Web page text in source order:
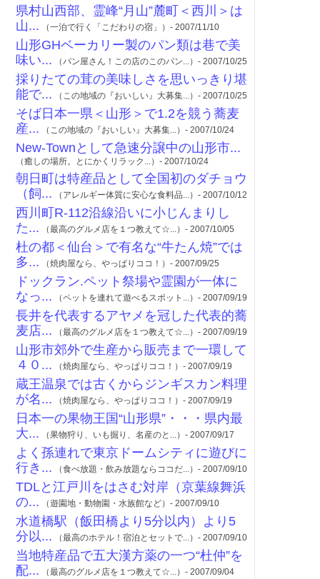
県村山西部、霊峰“月山”麓町＜西川＞は
山... （一泊で行く「こだわりの宿」）- 2007/11/10
山形GHベーカリー製のパン類は巷で美
味い... （パン屋さん！この店のこのパン...）- 2007/10/25
採りたての茸の美味しさを思いっきり堪
能で... （この地域の『おいしい』大募集...）- 2007/10/25
そば日本一県＜山形＞で1.2を競う蕎麦
産... （この地域の『おいしい』大募集...）- 2007/10/24
New-Townとして急速分譲中の山形市...
（癒しの場所。とにかくリラック...）- 2007/10/24
朝日町は特産品として全国初のダチョウ
（飼... （アレルギー体質に安心な食料品...）- 2007/10/12
西川町R-112沿線沿いに小じんまりし
た... （最高のグルメ店を１つ教えて☆...）- 2007/10/05
杜の都＜仙台＞で有名な“牛たん焼”では
多... （焼肉屋なら、やっぱりココ！）- 2007/09/25
ドックラン.ペット祭場や霊園が一体に
なっ... （ペットを連れて遊べるスポット...）- 2007/09/19
長井を代表するアヤメを冠した代表的蕎
麦店... （最高のグルメ店を１つ教えて☆...）- 2007/09/19
山形市郊外で生産から販売まで一環して
４０... （焼肉屋なら、やっぱりココ！）- 2007/09/19
蔵王温泉では古くからジンギスカン料理
が名... （焼肉屋なら、やっぱりココ！）- 2007/09/19
日本一の果物王国“山形県”・・・県内最
大... （果物狩り、いも掘り、名産のと...）- 2007/09/17
よく孫連れで東京ドームシティに遊びに
行き... （食べ放題・飲み放題ならココだ...）- 2007/09/10
TDLと江戸川をはさむ対岸（京葉線舞浜
の... （遊園地・動物園・水族館など）- 2007/09/10
水道橋駅（飯田橋より5分以内）より5
分以... （最高のホテル！宿泊とセットで...）- 2007/09/10
当地特産品で五大漢方薬の一つ“杜仲”を
配... （最高のグルメ店を１つ教えて☆...）- 2007/09/04